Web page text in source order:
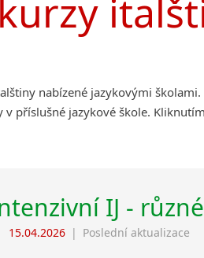
nabízené jazykovými
příslušné jazykové škole.
IJ -
15.04.2026 | Poslední aktualizace